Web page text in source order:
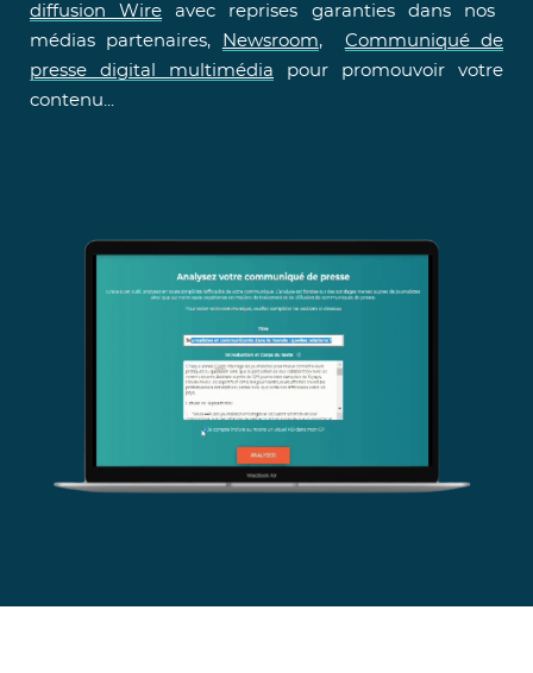
diffusion Wire avec reprises garanties dans nos
médias partenaires,
Newsroom, Communiqué de
presse digital multimédia pour promouvoir votre
contenu...